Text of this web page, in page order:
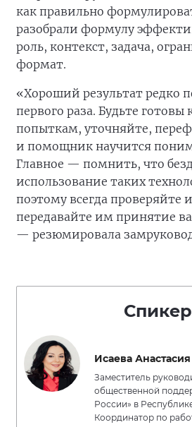
как правильно
разобрали формулу
роль, контекст, задача,
формат.
«Хороший результат редко
первого раза. Будьте готовы
попыткам, уточняйте,
и помощник научится
Главное — помнить, что
использование таких
поэтому всегда
передавайте им принятие
— резюмировала
Спикер
Исаева
Заместитель
общественной
России» в
Координатор по